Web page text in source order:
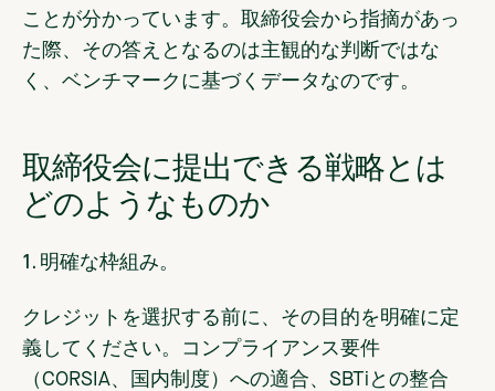
ことが分かっています。取締役会から指摘があっ
た際、その答えとなるのは主観的な判断ではな
く、ベンチマークに基づくデータなのです。
取締役会に提出できる戦略とは
どのようなものか
1. 明確な枠組み。
クレジットを選択する前に、その目的を明確に定
義してください。コンプライアンス要件
（CORSIA、国内制度）への適合、SBTiとの整合